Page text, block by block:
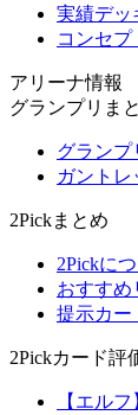
実績デッ
コンセプ
アリーナ情報
グランプリま
グランプ
ガント
2Pickまとめ
2Pickに
おすすめ
提示カー
2Pickカード評
【エル